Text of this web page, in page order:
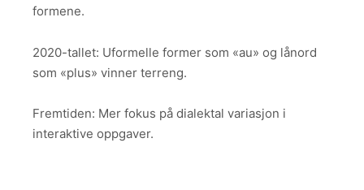
formene.
2020-tallet: Uformelle former som «au» og lånord
som «plus» vinner terreng.
Fremtiden: Mer fokus på dialektal variasjon i
interaktive oppgaver.